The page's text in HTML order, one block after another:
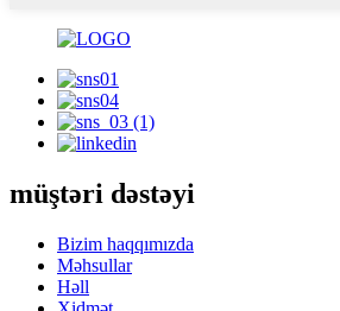
müştəri dəstəyi
Bizim haqqımızda
Məhsullar
Həll